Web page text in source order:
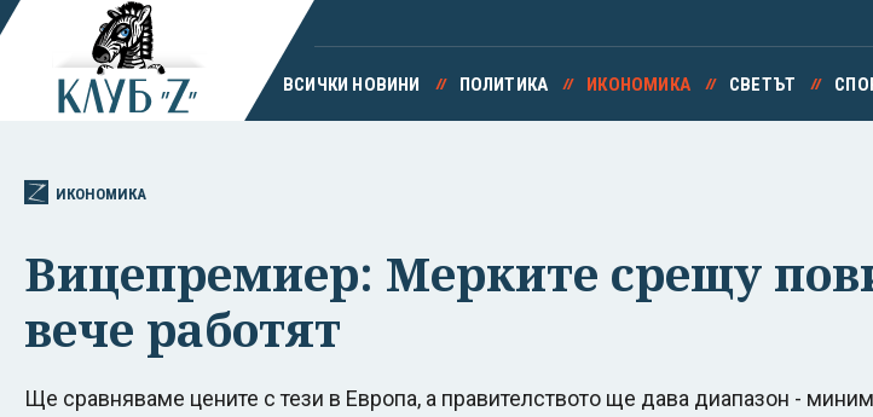
ВСИЧКИ НОВИНИ ПОЛИТИКА ИКОНОМИКА СВЕТЪТ
ИКОНОМИКА
Вицепремиер: Мерките срещу
вече работят
Ще сравняваме цените с тези в Европа, а правителството ще дава диапазон -